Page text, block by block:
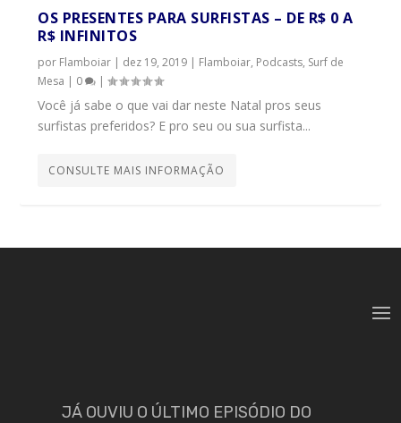
OS PRESENTES PARA SURFISTAS – DE R$ 0 A
R$ INFINITOS
por Flamboiar | dez 19, 2019 | Flamboiar, Podcasts, Surf de
Mesa | 0 |
Você já sabe o que vai dar neste Natal pros seus
surfistas preferidos? E pro seu ou sua surfista...
CONSULTE MAIS INFORMAÇÃO
JÁ OUVIU O ÚLTIMO EPISÓDIO DO